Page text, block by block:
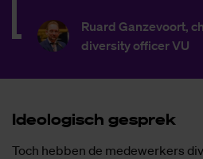
Ruard Ganzevoort,
diversity officer VU
Ide­o­lo­gisch ge­sprek
Toch hebben de medewerkers